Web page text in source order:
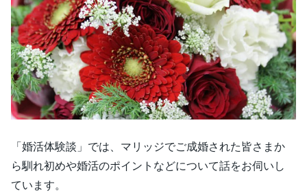
「婚活体験談」では、マリッジでご成婚された皆さまか
ら馴れ初めや婚活のポイントなどについて話をお伺いし
ています。